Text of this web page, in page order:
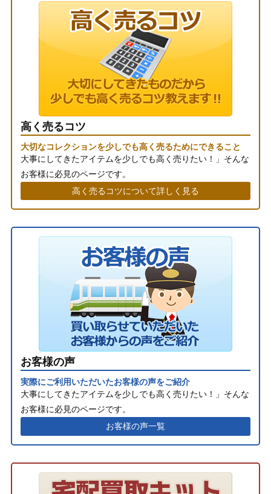
高く売るコツ
大切なコレクションを少しでも高く売るためにできること
大事にしてきたアイテムを少しでも高く売りたい！」そんな
お客様に必見のページです。
高く売るコツについて詳しく見る
お客様の声
実際にご利用いただいたお客様の声をご紹介
大事にしてきたアイテムを少しでも高く売りたい！」そんな
お客様に必見のページです。
お客様の声一覧